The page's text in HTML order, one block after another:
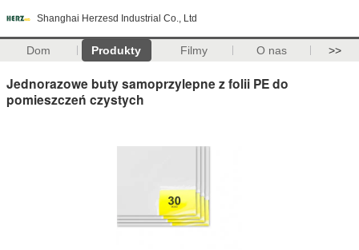
Shanghai Herzesd Industrial Co., Ltd
Dom Produkty Filmy O nas >>
Jednorazowe buty samoprzylepne z folii PE do
pomieszczeń czystych